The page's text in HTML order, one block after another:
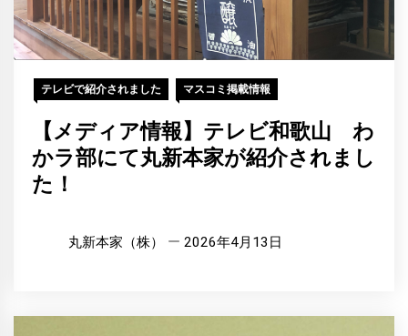
テレビで紹介されました マスコミ掲載情報
【メディア情報】テレビ和歌山 わ
かラ部にて丸新本家が紹介されまし
た！
丸新本家（株） 2026年4月13日